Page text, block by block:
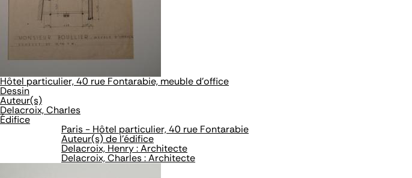
Hôtel particulier, 40 rue Fontarabie, meuble d'office
Dessin
Auteur(s)
Delacroix, Charles
Édifice
Paris - Hôtel particulier, 40 rue Fontarabie
Auteur(s) de l'édifice
Delacroix, Henry : Architecte
Delacroix, Charles : Architecte